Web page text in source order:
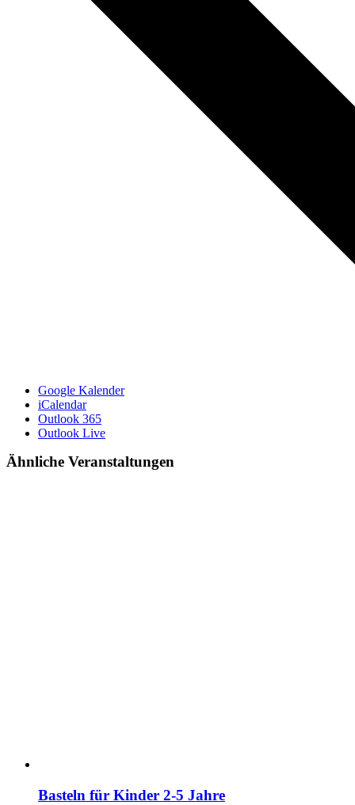
Google Kalender
iCalendar
Outlook 365
Outlook Live
Ähnliche Veranstaltungen
Basteln für Kinder 2-5 Jahre